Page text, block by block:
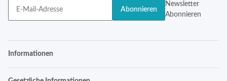
Abonnieren
Newsletter
Abonnieren
Informationen